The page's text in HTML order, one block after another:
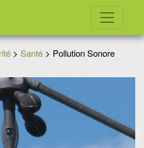
> Santé > Pollution Sonore